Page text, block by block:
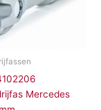
Mercedes